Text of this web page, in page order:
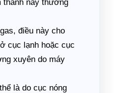
thanh này thường
điều này cho
cục lạnh hoặc cục
xuyên do máy
là do cục nóng